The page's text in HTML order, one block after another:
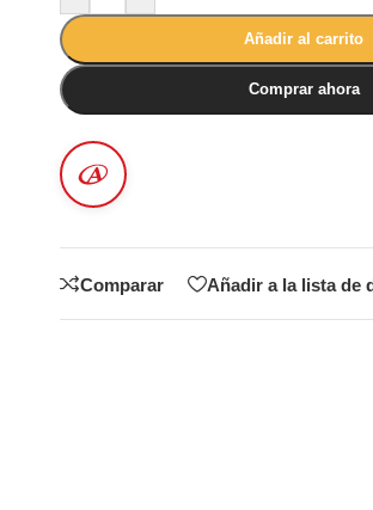
Añadir al carrito
Comprar ahora
Comparar Añadir a la lista de